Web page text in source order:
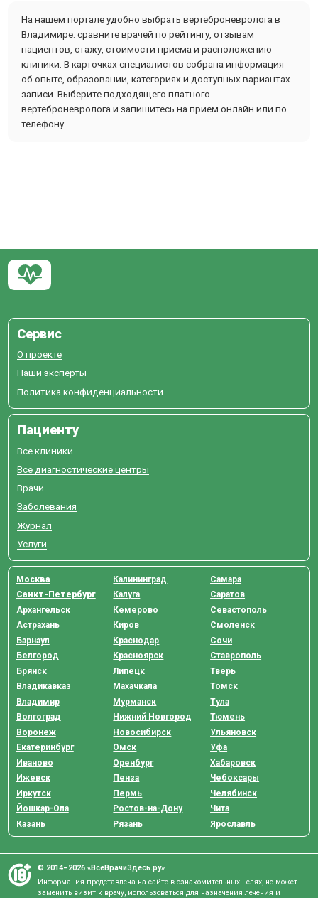
На нашем портале удобно выбрать вертеброневролога в
Владимире: сравните врачей по рейтингу, отзывам
пациентов, стажу, стоимости приема и расположению
клиники. В карточках специалистов собрана информация
об опыте, образовании, категориях и доступных вариантах
записи. Выберите подходящего платного
вертеброневролога и запишитесь на прием онлайн или по
телефону.
Сервис
О проекте
Наши эксперты
Политика конфиденциальности
Пациенту
Все клиники
Все диагностические центры
Врачи
Заболевания
Журнал
Услуги
Москва
Санкт-Петербург
Архангельск
Астрахань
Барнаул
Белгород
Брянск
Владикавказ
Владимир
Волгоград
Воронеж
Екатеринбург
Иваново
Ижевск
Иркутск
Йошкар-Ола
Казань
Калининград
Калуга
Кемерово
Киров
Краснодар
Красноярск
Липецк
Махачкала
Мурманск
Нижний Новгород
Новосибирск
Омск
Оренбург
Пенза
Пермь
Ростов-на-Дону
Рязань
Самара
Саратов
Севастополь
Смоленск
Сочи
Ставрополь
Тверь
Томск
Тула
Тюмень
Ульяновск
Уфа
Хабаровск
Чебоксары
Челябинск
Чита
Ярославль
© 2014–2026 «ВсеВрачиЗдесь.ру»
Информация представлена на сайте в ознакомительных целях, не может
заменить визит к врачу, использоваться для назначения лечения и